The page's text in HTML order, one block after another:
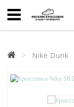
Nike Dunk